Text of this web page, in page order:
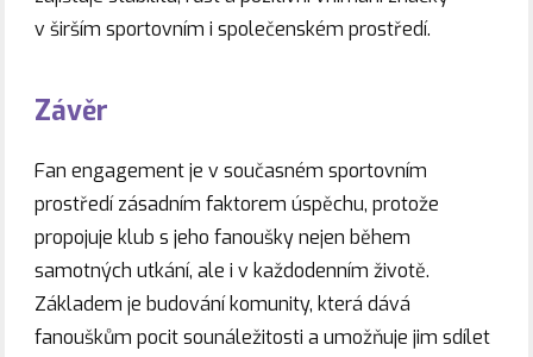
v širším sportovním i společenském prostředí.
Závěr
Fan engagement je v současném sportovním
prostředí zásadním faktorem úspěchu, protože
propojuje klub s jeho fanoušky nejen během
samotných utkání, ale i v každodenním životě.
Základem je budování komunity, která dává
fanouškům pocit sounáležitosti a umožňuje jim sdílet